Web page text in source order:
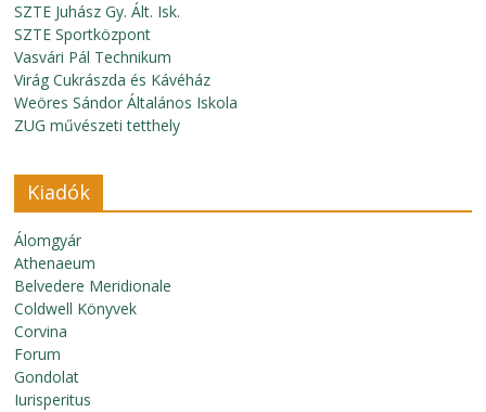
SZTE Juhász Gy. Ált. Isk.
SZTE Sportközpont
Vasvári Pál Technikum
Virág Cukrászda és Kávéház
Weöres Sándor Általános Iskola
ZUG művészeti tetthely
Kiadók
Álomgyár
Athenaeum
Belvedere Meridionale
Coldwell Könyvek
Corvina
Forum
Gondolat
Iurisperitus